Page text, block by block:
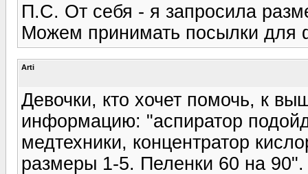
П.С. От себя - я запросила
Можем принимать посылки для
Arti
Девочки, кто хочет помочь, к
информацию: "аспиратор
медтехники, концентратор
размеры 1-5. Пеленки 60 на 90".